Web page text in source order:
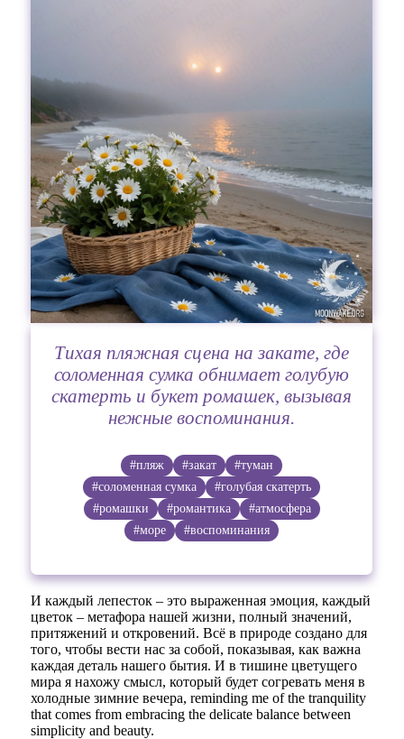
Тихая пляжная сцена на закате, где
соломенная сумка обнимает голубую
скатерть и букет ромашек, вызывая
нежные воспоминания.
#пляж #закат
#туман
#соломенная сумка
#голубая скатерть
#ромашки
#романтика
#атмосфера
#море
#воспоминания
И каждый лепесток – это выраженная эмоция, каждый
цветок – метафора нашей жизни, полный значений,
притяжений и откровений. Всё в природе создано для
того, чтобы вести нас за собой, показывая, как важна
каждая деталь нашего бытия. И в тишине цветущего
мира я нахожу смысл, который будет согревать меня в
холодные зимние вечера, reminding me of the tranquility
that comes from embracing the delicate balance between
simplicity and beauty.